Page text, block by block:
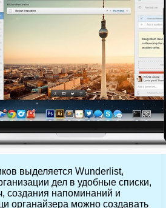
выделяется Wunderlist,
дел в удобные списки,
создания напоминаний и
органайзера можно создавать